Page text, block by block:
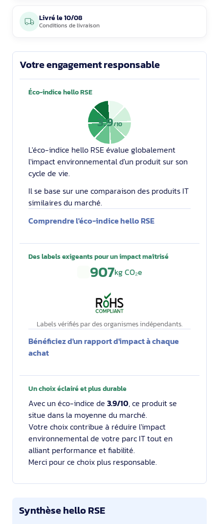
Livré le10/08
Conditions de livraison
Votre engagement responsable
Éco-indice hello RSE
3.9/10
L'éco-indice hello RSE évalue globalement
l'impact environnemental d'un produit sur son
cycle de vie.
Il se base sur une comparaison des produits IT
similaires du marché.
Comprendre l'éco-indice hello RSE
Des labels exigeants pour un impact maîtrisé
907kg CO₂e
Labels vérifiés par des organismes indépendants.
Bénéficiez d'un rapport d'impact à chaque
achat
Un choix éclairé et plus durable
Avec un éco-indice de 3.9/10, ce produit se
situe dans la moyenne du marché.
Votre choix contribue à réduire l'impact
environnemental de votre parc IT tout en
alliant performance et fiabilité.
Merci pour ce choix plus responsable.
Synthèse hello RSE